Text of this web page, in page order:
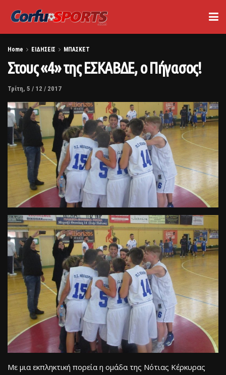
Home ΕΙΔΗΣΕΙΣ ΜΠΑΣΚΕΤ
Στους «4» της ΕΣΚΑΒΔΕ, ο Πήγασος!
Τρίτη, 5 / 12 / 2017
Με μια εκπληκτική πορεία η ομάδα της Νότιας Κέρκυρας